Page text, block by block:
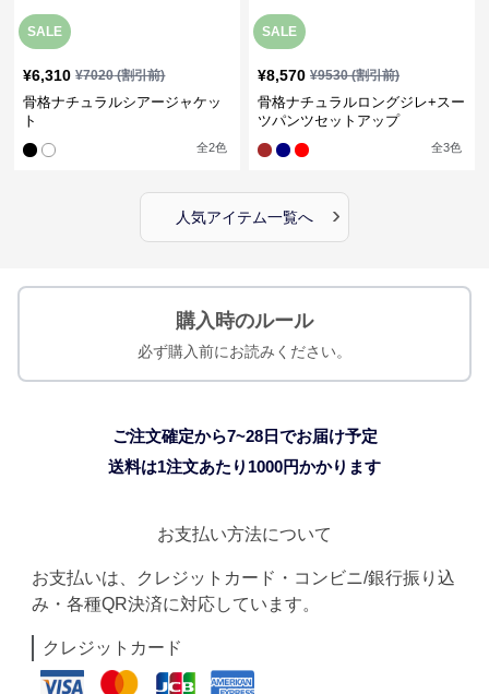
SALE
¥6,310 ¥7020(割引前)
骨格ナチュラルシアージャケッ
ト
全2色
SALE
¥8,570 ¥9530(割引前)
骨格ナチュラルロングジレ+スー
ツパンツセットアップ
全3色
人気アイテム一覧へ ›
購入時のルール
必ず購入前にお読みください。
ご注文確定から7~28日でお届け予定
送料は1注文あたり 1000円かかります
お支払い方法について
お支払いは、クレジットカード・コンビニ/銀行振り込
み・各種QR決済に対応しています。
クレジットカード